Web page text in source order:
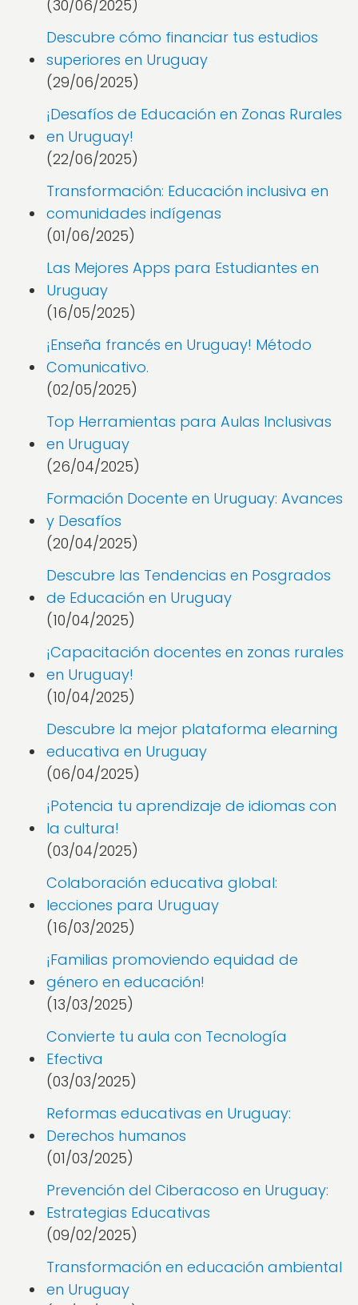
(30/06/2025)
Descubre cómo financiar tus estudios
superiores en Uruguay
(29/06/2025)
¡Desafíos de Educación en Zonas Rurales
en Uruguay!
(22/06/2025)
Transformación: Educación inclusiva en
comunidades indígenas
(01/06/2025)
Las Mejores Apps para Estudiantes en
Uruguay
(16/05/2025)
¡Enseña francés en Uruguay! Método
Comunicativo.
(02/05/2025)
Top Herramientas para Aulas Inclusivas
en Uruguay
(26/04/2025)
Formación Docente en Uruguay: Avances
y Desafíos
(20/04/2025)
Descubre las Tendencias en Posgrados
de Educación en Uruguay
(10/04/2025)
¡Capacitación docentes en zonas rurales
en Uruguay!
(10/04/2025)
Descubre la mejor plataforma elearning
educativa en Uruguay
(06/04/2025)
¡Potencia tu aprendizaje de idiomas con
la cultura!
(03/04/2025)
Colaboración educativa global:
lecciones para Uruguay
(16/03/2025)
¡Familias promoviendo equidad de
género en educación!
(13/03/2025)
Convierte tu aula con Tecnología
Efectiva
(03/03/2025)
Reformas educativas en Uruguay:
Derechos humanos
(01/03/2025)
Prevención del Ciberacoso en Uruguay:
Estrategias Educativas
(09/02/2025)
Transformación en educación ambiental
en Uruguay